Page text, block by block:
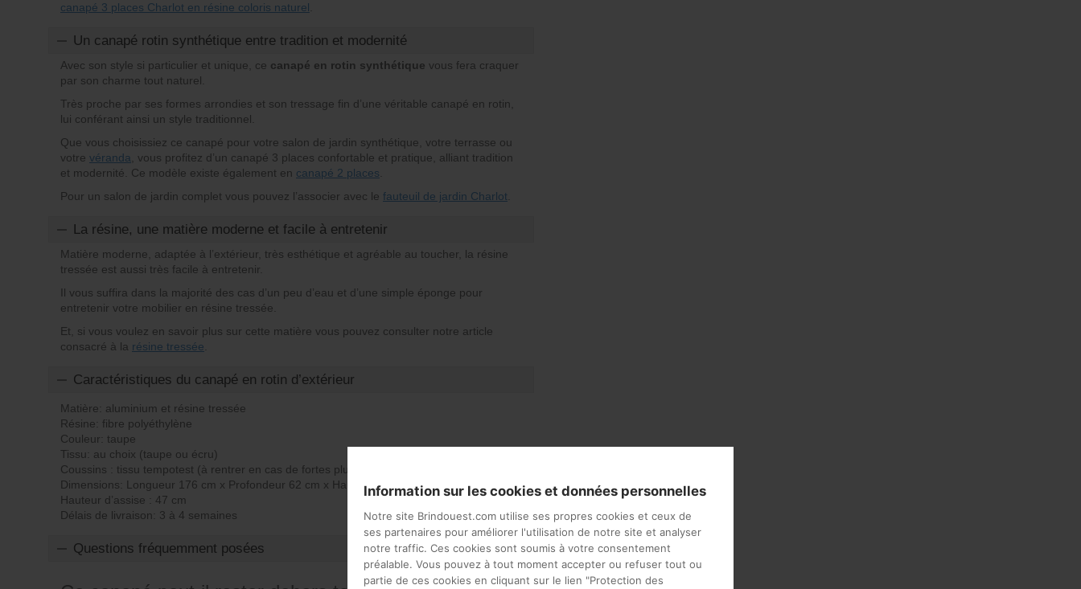
canapé 3 places Charlot en résine coloris naturel
Un canapé rotin synthétique entre tradition et modernité
Avec son style si particulier et unique, ce canapé en rotin synthétique vous fera craquer
par son charme tout naturel.
Très proche par ses formes arrondies et son tressage fin d’une véritable canapé en rotin,
lui conférant ainsi un style traditionnel.
Que vous choisissiez ce canapé pour votre salon de jardin synthétique, votre terrasse ou
votre véranda , vous profitez d’un canapé 3 places confortable et pratique, alliant tradition
et modernité. Ce modèle existe également en canapé 2 places
Pour un salon de jardin complet vous pouvez l’associer avec le fauteuil de jardin Charlot
La résine, une matière moderne et facile à entretenir
Matière moderne, adaptée à l’extérieur, très esthétique et agréable au toucher, la résine
tressée est aussi très facile à entretenir.
Il vous suffira dans la majorité des cas d’un peu d’eau et d’une simple éponge pour
entretenir votre mobilier en résine tressée.
Et, si vous voulez en savoir plus sur cette matière vous pouvez consulter notre article
consacré à la résine tressée
Caractéristiques du canapé en rotin d’extérieur
Matière: aluminium et résine tressée
Résine: fibre polyéthylène
Couleur: taupe
Tissu: au choix (taupe ou écru)
Coussins : tissu tempotest (à rentrer en cas de fortes pluies)
Dimensions: Longueur 176 cm x Profondeur 62 cm x Hauteur 83 cm
Hauteur d’assise : 47 cm
Délais de livraison: 3 à 4 semaines
Questions fréquemment posées
Information sur les cookies et données personnelles
Notre site Brindouest.com utilise ses propres cookies et ceux de
ses partenaires pour améliorer l'utilisation de notre site et analyser
notre traffic. Ces cookies sont soumis à votre consentement
préalable. Vous pouvez à tout moment accepter ou refuser tout ou
partie de ces cookies en cliquant sur le lien "Protection des